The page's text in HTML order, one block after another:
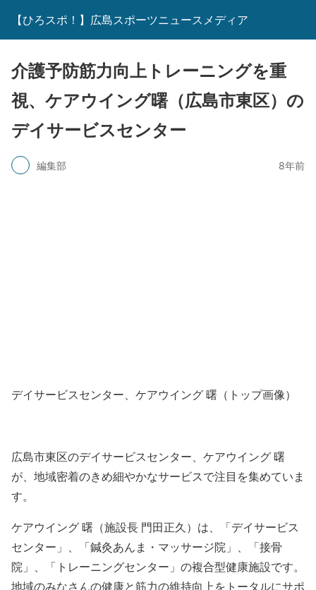
【ひろスポ！】広島スポーツニュースメディア
介護予防筋力向上トレーニングを重
視、ケアウイング曙（広島市東区）の
デイサービスセンター
編集部 8年前
デイサービスセンター、ケアウイング 曙（トップ画像）
広島市東区のデイサービスセンター、ケアウイング 曙
が、地域密着のきめ細やかなサービスで注目を集めていま
す。
ケアウイング 曙（施設長 門田正久）は、「デイサービス
センター」、「鍼灸あんま・マッサージ院」、「接骨
院」、「トレーニングセンター」の複合型健康施設です。
地域のみなさんの健康と筋力の維持向上をトータルにサポ